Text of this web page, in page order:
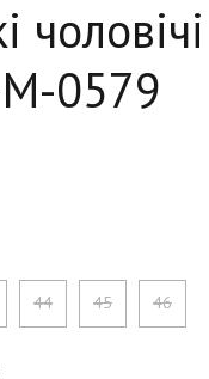
чоловічі
0579
44 45 46